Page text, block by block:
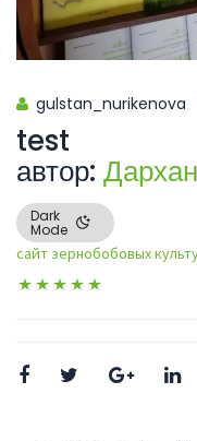
gulstan_nurikenova
test
автор:
Dark
Mode
сайт зернобобовых